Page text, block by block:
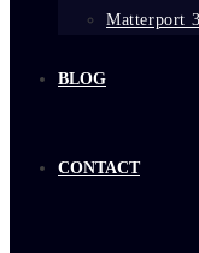
Matterport
BLOG
CONTACT